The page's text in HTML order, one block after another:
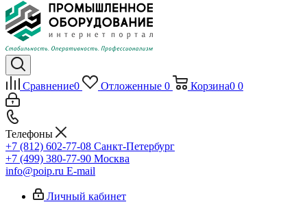
Сравнение0 Отложенные 0 Корзина0 0
Телефоны
+7 (812) 602-77-08 Санкт-Петербург
+7 (499) 380-77-90 Москва
info@poip.ru E-mail
Личный кабинет